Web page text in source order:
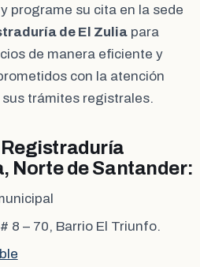
programe su cita en la sede
de El Zulia para
de manera eficiente y
con la atención
trámites registrales.
Norte de Santander:
8 – 70, Barrio El Triunfo.